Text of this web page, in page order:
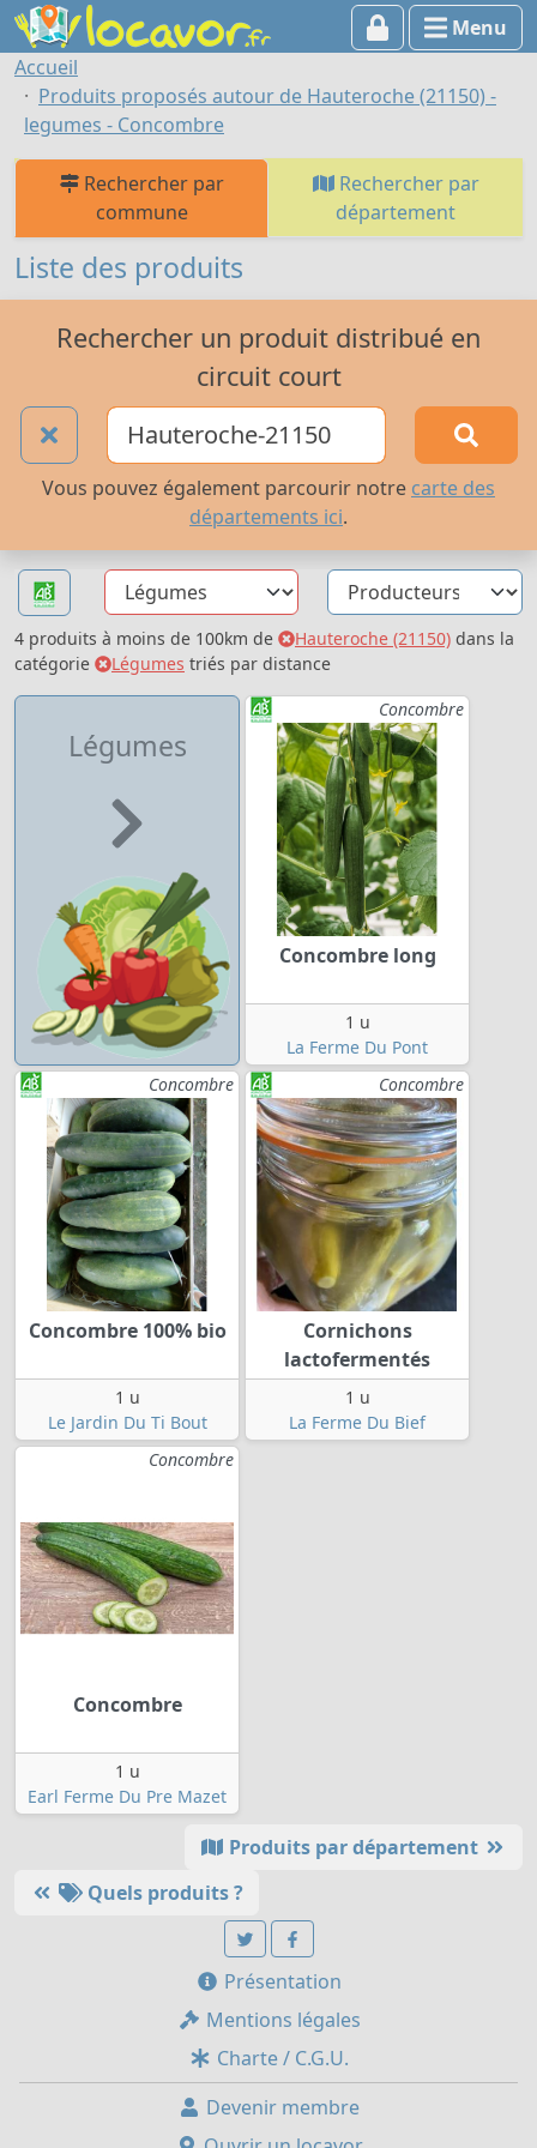
Menu
Accueil
Produits proposés autour de Hauteroche (21150) -
legumes - Concombre
Rechercher par
commune
Rechercher par
département
Liste des produits
Rechercher un produit distribué en
circuit court
Vous pouvez également parcourir notre carte des
départements ici.
4 produits à moins de 100km de Hauteroche (21150) dans la
catégorie
Légumes triés par distance
Légumes
Concombre
Concombre long
1 u
La Ferme Du Pont
Concombre
Concombre 100% bio
1 u
Le Jardin Du Ti Bout
Concombre
Cornichons
lactofermentés
1 u
La Ferme Du Bief
Concombre
Concombre
1 u
Earl Ferme Du Pre Mazet
Produits par département
Quels produits ?
Présentation
Mentions légales
Charte / C.G.U.
Devenir membre